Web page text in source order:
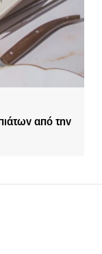
από την